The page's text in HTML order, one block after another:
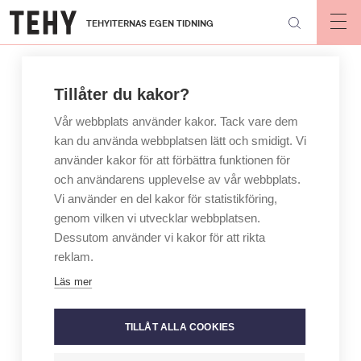
Hoppa
till
huvudinnehåll
TEHYITERNAS EGEN TIDNING
ARTICLE
CATEGORY
FRÅN ORDFÖRANDEN
AUTHOR
MILLARIIKKA RYTKÖNEN
Tillåter du kakor?
Vår webbplats använder kakor. Tack vare dem
kan du använda webbplatsen lätt och smidigt. Vi
använder kakor för att förbättra funktionen för
och användarens upplevelse av vår webbplats.
Vi använder en del kakor för statistikföring,
genom vilken vi utvecklar webbplatsen.
Dessutom använder vi kakor för att rikta
reklam.
Läs mer
TILLÅT ALLA COOKIES